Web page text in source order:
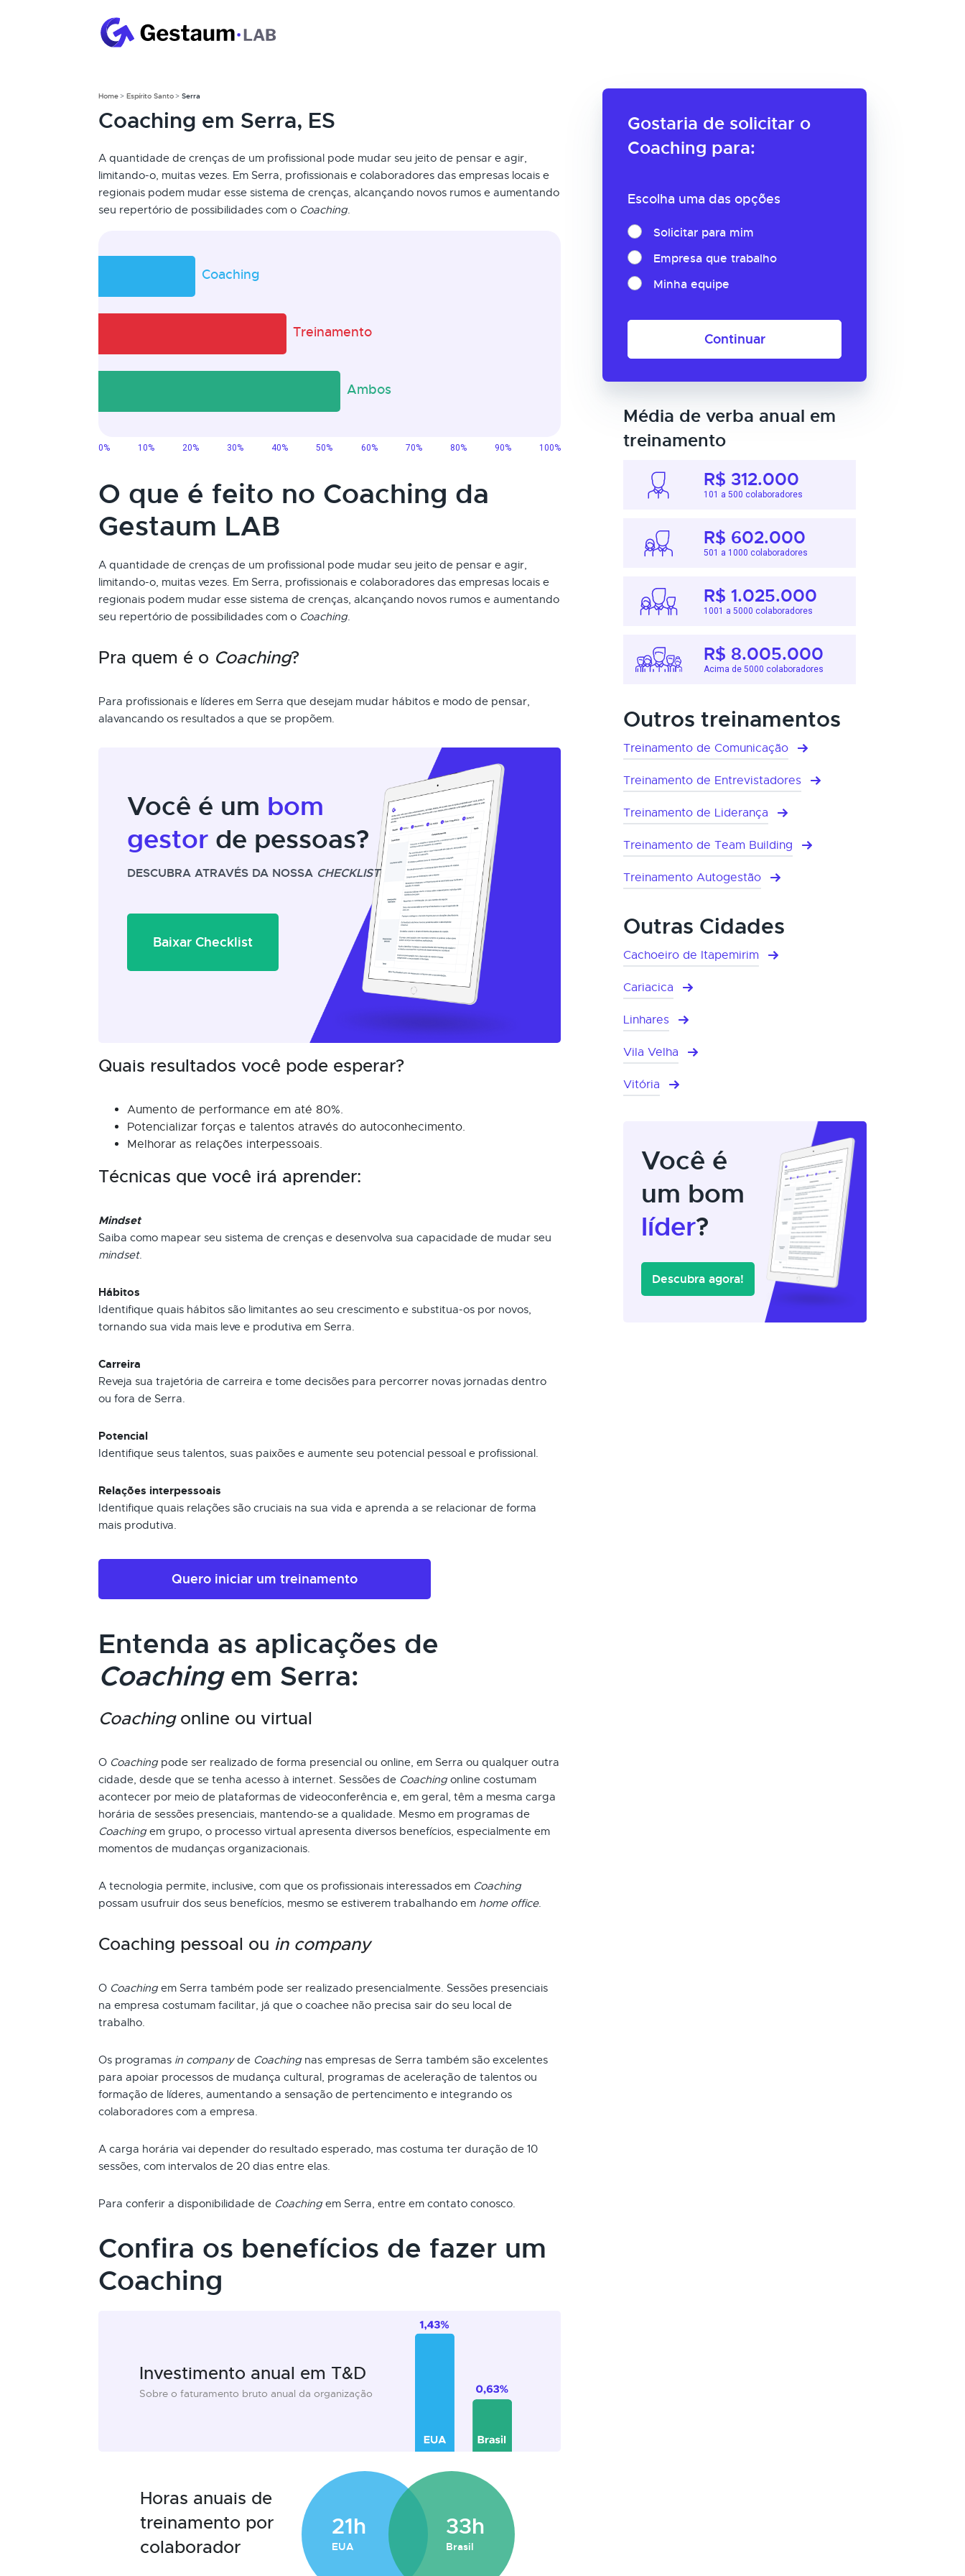
Gostaria de solicitar o
Coaching para:
Escolha uma das opções
Solicitar para mim
Empresa que trabalho
Minha equipe
Continuar
Home Espírito Santo Serra
Coaching em Serra, ES
A quantidade de crenças de um profissional pode mudar seu jeito de pensar e agir,
limitando-o, muitas vezes. Em Serra, profissionais e colaboradores das empresas locais e
regionais podem mudar esse sistema de crenças, alcançando novos rumos e aumentando
seu repertório de possibilidades com o Coaching.
O que é feito no Coaching da
Gestaum LAB
A quantidade de crenças de um profissional pode mudar seu jeito de pensar e agir,
limitando-o, muitas vezes. Em Serra, profissionais e colaboradores das empresas locais e
regionais podem mudar esse sistema de crenças, alcançando novos rumos e aumentando
seu repertório de possibilidades com o Coaching.
Pra quem é o Coaching?
Para profissionais e líderes em Serra que desejam mudar hábitos e modo de pensar,
alavancando os resultados a que se propõem.
Você é um bom
gestor de pessoas?
DESCUBRA ATRAVÉS DA NOSSA CHECKLIST
Baixar Checklist
Quais resultados você pode esperar?
Aumento de performance em até 80%.
Potencializar forças e talentos através do autoconhecimento.
Melhorar as relações interpessoais.
Técnicas que você irá aprender:
Mindset
Saiba como mapear seu sistema de crenças e desenvolva sua capacidade de mudar seu
mindset.
Hábitos
Identifique quais hábitos são limitantes ao seu crescimento e substitua-os por novos,
tornando sua vida mais leve e produtiva em Serra.
Carreira
Reveja sua trajetória de carreira e tome decisões para percorrer novas jornadas dentro
ou fora de Serra.
Potencial
Identifique seus talentos, suas paixões e aumente seu potencial pessoal e profissional.
Relações interpessoais
Identifique quais relações são cruciais na sua vida e aprenda a se relacionar de forma
mais produtiva.
Quero iniciar um treinamento
Entenda as aplicações de
Coachingem Serra:
Coachingonline ou virtual
O Coaching pode ser realizado de forma presencial ou online, em Serra ou qualquer outra
cidade, desde que se tenha acesso à internet. Sessões de Coaching online costumam
acontecer por meio de plataformas de videoconferência e, em geral, têm a mesma carga
horária de sessões presenciais, mantendo-se a qualidade. Mesmo em programas de
Coaching em grupo, o processo virtual apresenta diversos benefícios, especialmente em
momentos de mudanças organizacionais.
A tecnologia permite, inclusive, com que os profissionais interessados em Coaching
possam usufruir dos seus benefícios, mesmo se estiverem trabalhando em home office.
Coaching pessoal ou in company
O Coaching em Serra também pode ser realizado presencialmente. Sessões presenciais
na empresa costumam facilitar, já que o coachee não precisa sair do seu local de
trabalho.
Os programas in companyde Coaching nas empresas de Serra também são excelentes
para apoiar processos de mudança cultural, programas de aceleração de talentos ou
formação de líderes, aumentando a sensação de pertencimento e integrando os
colaboradores com a empresa.
A carga horária vai depender do resultado esperado, mas costuma ter duração de 10
sessões, com intervalos de 20 dias entre elas.
Para conferir a disponibilidade de Coaching em Serra, entre em contato conosco.
Confira os benefícios de fazer um
Coaching
Investimento anual em T&D
Sobre o faturamento bruto anual da organização
Horas anuais de
treinamento por
colaborador
21h
EUA
33h
Brasil
Média de verba anual em
treinamento
R$ 312.000
101 a 500 colaboradores
R$ 602.000
501 a 1000 colaboradores
R$ 1.025.000
1001 a 5000 colaboradores
R$ 8.005.000
Acima de 5000 colaboradores
Outros treinamentos
Treinamento de Comunicação
Treinamento de Entrevistadores
Treinamento de Liderança
Treinamento de Team Building
Treinamento Autogestão
Outras Cidades
Cachoeiro de Itapemirim
Cariacica
Linhares
Vila Velha
Vitória
Você é
um bom
líder?
Descubra agora!